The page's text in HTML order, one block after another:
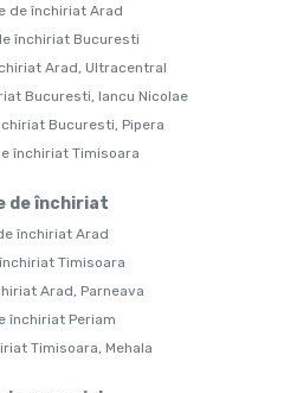
de închiriat Arad
închiriat Bucuresti
Arad, Ultracentral
Bucuresti, Iancu Nicolae
Bucuresti, Pipera
închiriat Timisoara
de închiriat
închiriat Arad
Timisoara
Arad, Parneava
închiriat Periam
Timisoara, Mehala